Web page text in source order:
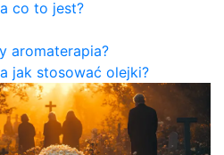
co to jest?
aromaterapia?
jak stosować olejki?